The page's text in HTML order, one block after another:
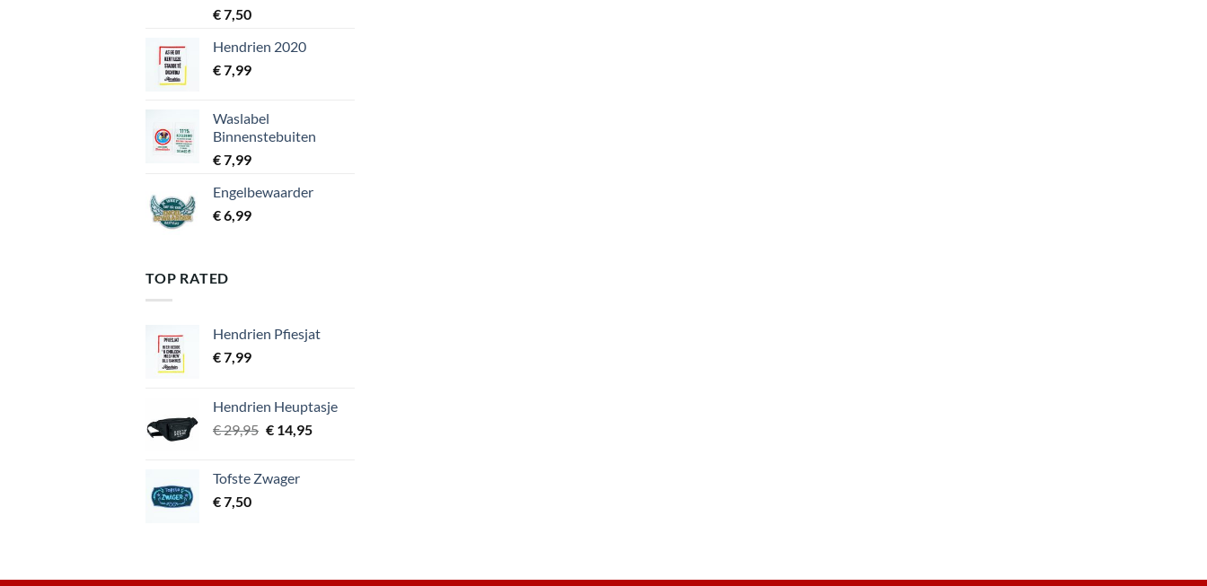
€7,50
Hendrien 2020
€7,99
Waslabel
Binnenstebuiten
€7,99
Engelbewaarder
€6,99
TOP RATED
Hendrien Pfiesjat
€7,99
Hendrien Heuptasje
€29,95 Oorspronkelijke
€ 29,95.
€14,95Huidige
Tofste Zwager
€7,50